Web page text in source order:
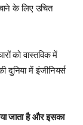
के लिए उचित
को वास्तविक में
में इंजीनियर्स
जाता है और इसका